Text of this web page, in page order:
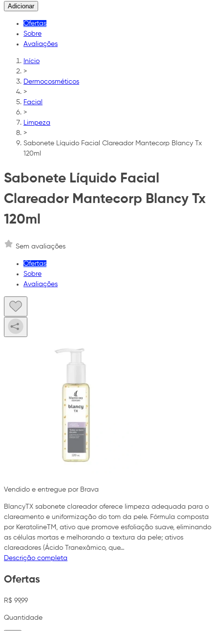
Adicionar
Ofertas
Sobre
Avaliações
Início
>
Dermocosméticos
>
Facial
>
Limpeza
>
Sabonete Líquido Facial Clareador Mantecorp Blancy Tx
120ml
Sabonete Líquido Facial
Clareador Mantecorp Blancy Tx
120ml
Sem avaliações
Ofertas
Sobre
Avaliações
Vendido e entregue por Brava
BlancyTX sabonete clareador oferece limpeza adequada para o
clareamento e uniformização do tom da pele. Fórmula composta
por KeratolineTM, ativo que promove esfoliação suave, eliminando
as células mortas e melhorando a textura da pele; ativos
clareadores (Ácido Tranexâmico, que…
Descrição completa
Ofertas
R$ 99,99
Quantidade